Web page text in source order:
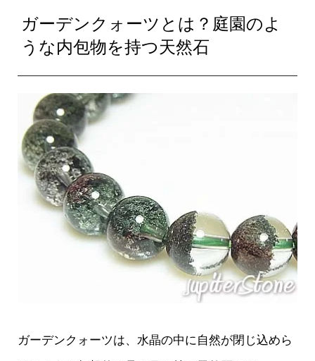
ガーデンクォーツとは？庭園のよ
うな内包物を持つ天然石
ガーデンクォーツは、水晶の中に自然が閉じ込めら